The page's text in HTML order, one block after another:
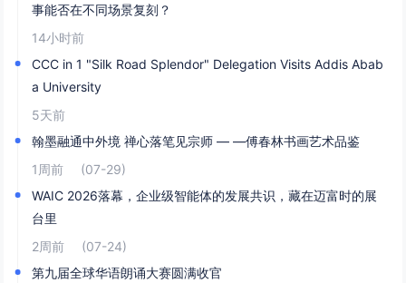
事能否在不同场景复刻？
14小时前
CCC in 1 "Silk Road Splendor" Delegation Visits Addis Abab
a University
5天前
翰墨融通中外境 禅心落笔见宗师 — —傅春林书画艺术品鉴
1周前
(07-29)
WAIC 2026落幕，企业级智能体的发展共识，藏在迈富时的展
台里
2周前
(07-24)
第九届全球华语朗诵大赛圆满收官